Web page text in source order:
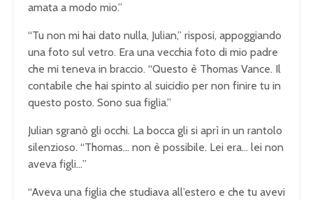
amata a modo mio.”
“Tu non mi hai dato nulla, Julian,” risposi, appoggiando
una foto sul vetro. Era una vecchia foto di mio padre
che mi teneva in braccio. “Questo è Thomas Vance. Il
contabile che hai spinto al suicidio per non finire tu in
questo posto. Sono sua figlia.”
Julian sgranò gli occhi. La bocca gli si aprì in un rantolo
silenzioso. “Thomas… non è possibile. Lei era… lei non
aveva figli…”
“Aveva una figlia che studiava all’estero e che tu avevi